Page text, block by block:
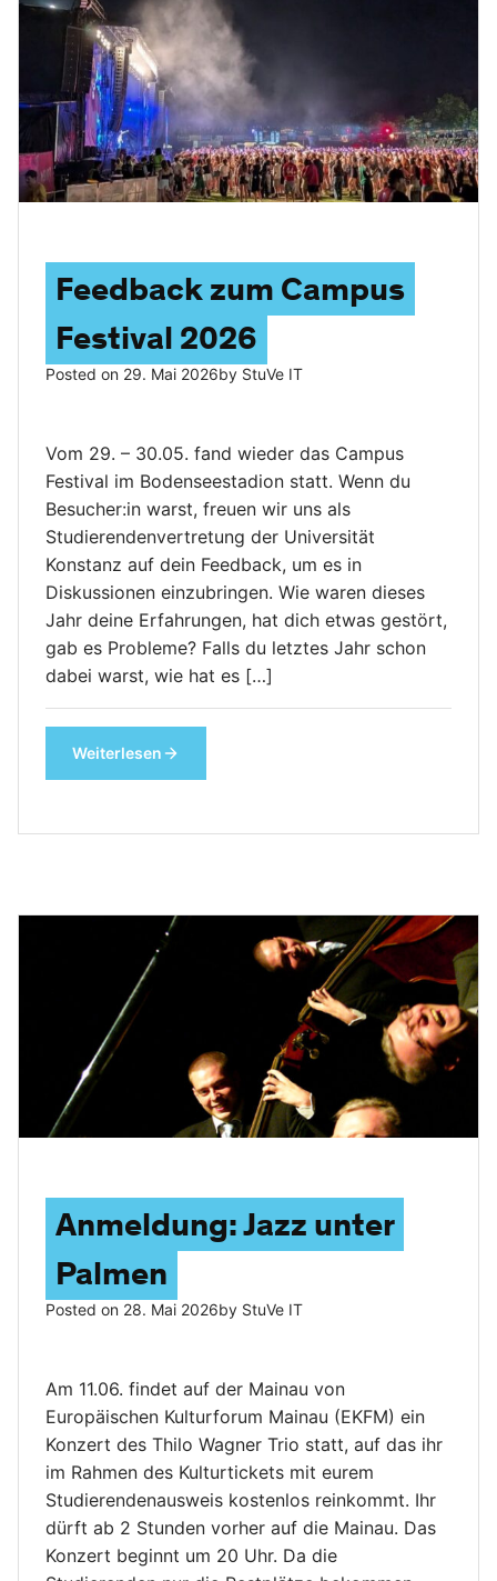
Feedback zum Campus
Festival 2026
Posted on 29. Mai 2026by StuVe IT
Vom 29. – 30.05. fand wieder das Campus
Festival im Bodenseestadion statt. Wenn du
Besucher:in warst, freuen wir uns als
Studierendenvertretung der Universität
Konstanz auf dein Feedback, um es in
Diskussionen einzubringen. Wie waren dieses
Jahr deine Erfahrungen, hat dich etwas gestört,
gab es Probleme? Falls du letztes Jahr schon
dabei warst, wie hat es […]
Weiterlesen
Anmeldung: Jazz unter
Palmen
Posted on 28. Mai 2026by StuVe IT
Am 11.06. findet auf der Mainau von
Europäischen Kulturforum Mainau (EKFM) ein
Konzert des Thilo Wagner Trio statt, auf das ihr
im Rahmen des Kulturtickets mit eurem
Studierendenausweis kostenlos reinkommt. Ihr
dürft ab 2 Stunden vorher auf die Mainau. Das
Konzert beginnt um 20 Uhr. Da die